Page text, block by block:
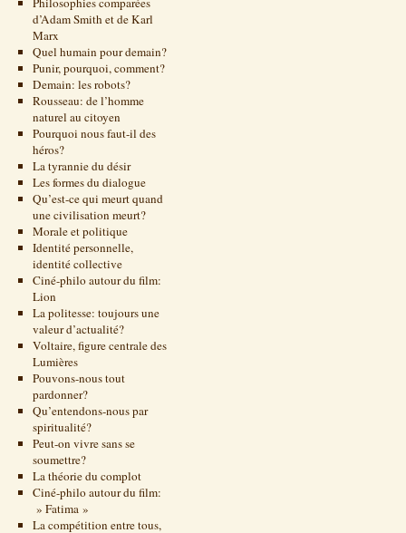
d’Adam Smith et de Karl
Marx
Quel humain pour demain?
Punir, pourquoi, comment?
Demain: les robots?
Rousseau: de l’homme
naturel au citoyen
Pourquoi nous faut-il des
héros?
La tyrannie du désir
Les formes du dialogue
Qu’est-ce qui meurt quand
une civilisation meurt?
Morale et politique
Identité personnelle,
identité collective
Ciné-philo autour du film:
Lion
La politesse: toujours une
valeur d’actualité?
Voltaire, figure centrale des
Lumières
Pouvons-nous tout
pardonner?
Qu’entendons-nous par
spiritualité?
Peut-on vivre sans se
soumettre?
La théorie du complot
Ciné-philo autour du film:
» Fatima »
La compétition entre tous,